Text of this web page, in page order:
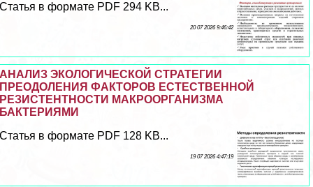
Статья в формате PDF 294 KB...
20 07 2026 9:46:42
АНАЛИЗ ЭКОЛОГИЧЕСКОЙ СТРАТЕГИИ
ПРЕОДОЛЕНИЯ ФАКТОРОВ ЕСТЕСТВЕННОЙ
РЕЗИСТЕНТНОСТИ МАКРООРГАНИЗМА
БАКТЕРИЯМИ
Статья в формате PDF 128 KB...
19 07 2026 4:47:19